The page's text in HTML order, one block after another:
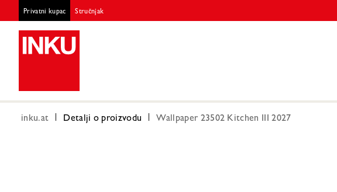
Privatni kupac Stručnjak
inku.at Detalji o proizvodu Wallpaper 23502 Kitchen III 2027